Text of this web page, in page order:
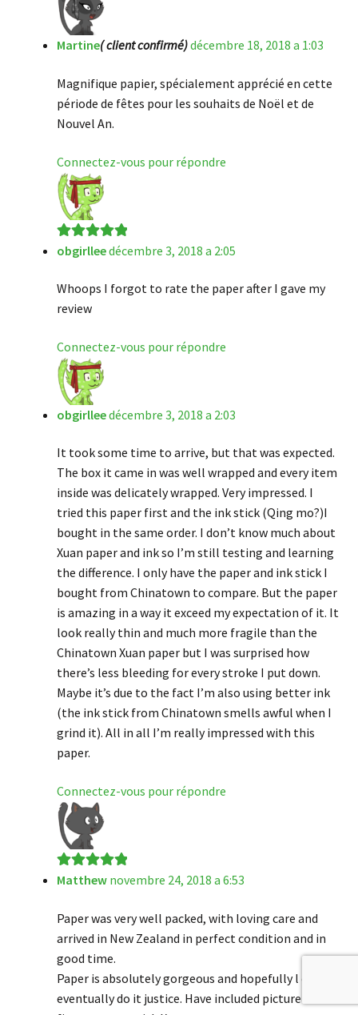
Martine( client confirmé)décembre 18, 2018 a 1:03
Magnifique papier, spécialement apprécié en cette
période de fêtes pour les souhaits de Noël et de
Nouvel An.
Connectez-vous pour répondre
Note5sur 5
obgirlleedécembre 3, 2018 a 2:05
Whoops I forgot to rate the paper after I gave my
review
Connectez-vous pour répondre
obgirlleedécembre 3, 2018 a 2:03
It took some time to arrive, but that was expected.
The box it came in was well wrapped and every item
inside was delicately wrapped. Very impressed. I
tried this paper first and the ink stick (Qing mo?)I
bought in the same order. I don’t know much about
Xuan paper and ink so I’m still testing and learning
the difference. I only have the paper and ink stick I
bought from Chinatown to compare. But the paper
is amazing in a way it exceed my expectation of it. It
look really thin and much more fragile than the
Chinatown Xuan paper but I was surprised how
there’s less bleeding for every stroke I put down.
Maybe it’s due to the fact I’m also using better ink
(the ink stick from Chinatown smells awful when I
grind it). All in all I’m really impressed with this
paper.
Connectez-vous pour répondre
Note5sur 5
Matthew novembre 24, 2018 a 6:53
Paper was very well packed, with loving care and
arrived in New Zealand in perfect condition and in
good time.
Paper is absolutely gorgeous and hopefully l can
eventually do it justice. Have included picture of